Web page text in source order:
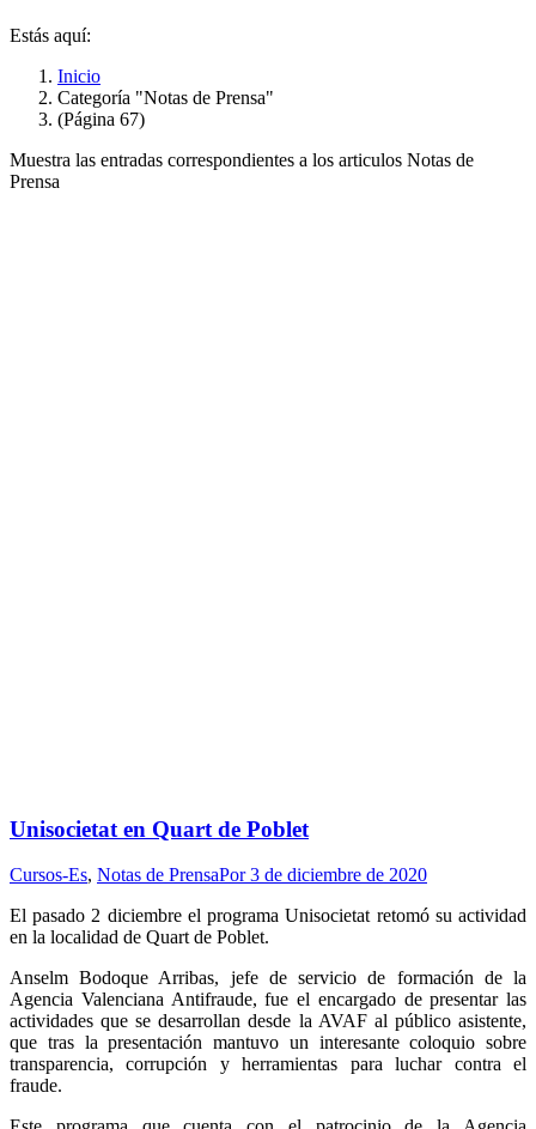
Estás aquí:
Inicio
Categoría "Notas de Prensa"
(Página 67)
Muestra las entradas correspondientes a los articulos Notas de
Prensa
Unisocietat en Quart de Poblet
Cursos-Es, Notas de PrensaPor3 de diciembre de 2020
El pasado 2 diciembre el programa Unisocietat retomó su actividad
en la localidad de Quart de Poblet.
Anselm Bodoque Arribas, jefe de servicio de formación de la
Agencia Valenciana Antifraude, fue el encargado de presentar las
actividades que se desarrollan desde la AVAF al público asistente,
que tras la presentación mantuvo un interesante coloquio sobre
transparencia, corrupción y herramientas para luchar contra el
fraude.